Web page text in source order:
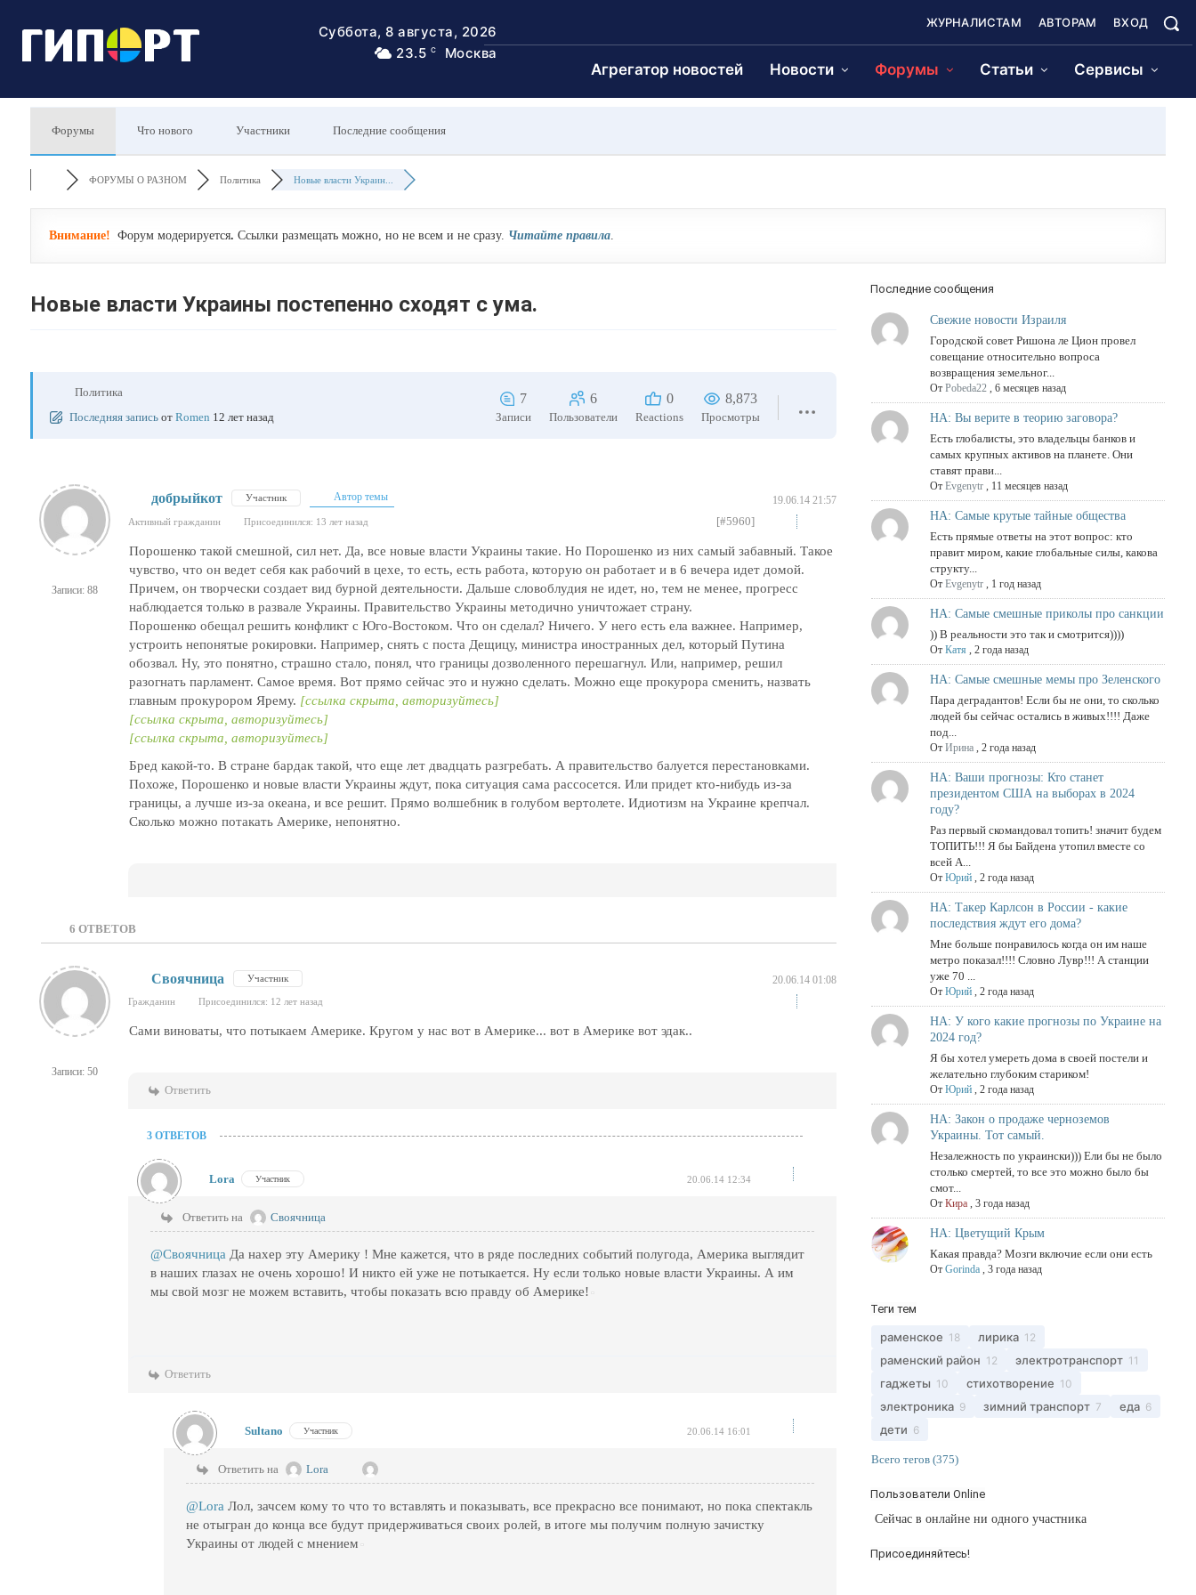
Суббота, 8 августа, 2026
23.5 C Москва
ЖУРНАЛИСТАМ АВТОРАМ ВХОД
Агрегатор новостей Новости Форумы Статьи Сервисы
Форумы Что нового Участники Последние сообщения
ФОРУМЫ О РАЗНОМ Политика Новые власти Украин...
Внимание! Форум модерируется. Ссылки размещать можно, но не всем и не сразу. Читайте правила.
Новые власти Украины постепенно сходят с ума.
Политика
Последняя запись от Romen 12 лет назад
7
Записи
6
Пользователи
0
Reactions
8,873
Просмотры
Записи: 88
добрыйкот Участник Автор темы 19.06.14 21:57
Активный гражданин Присоединился: 13 лет назад [#5960]
Порошенко такой смешной, сил нет. Да, все новые власти Украины такие. Но Порошенко из них самый забавный. Такое
чувство, что он ведет себя как рабочий в цехе, то есть, есть работа, которую он работает и в 6 вечера идет домой.
Причем, он творчески создает вид бурной деятельности. Дальше словоблудия не идет, но, тем не менее, прогресс
наблюдается только в развале Украины. Правительство Украины методично уничтожает страну.
Порошенко обещал решить конфликт с Юго-Востоком. Что он сделал? Ничего. У него есть ела важнее. Например,
устроить непонятые рокировки. Например, снять с поста Дещицу, министра иностранных дел, который Путина
обозвал. Ну, это понятно, страшно стало, понял, что границы дозволенного перешагнул. Или, например, решил
разогнать парламент. Самое время. Вот прямо сейчас это и нужно сделать. Можно еще прокурора сменить, назвать
главным прокурором Ярему. [ссылка скрыта, авторизуйтесь]
[ссылка скрыта, авторизуйтесь]
[ссылка скрыта, авторизуйтесь]
Бред какой-то. В стране бардак такой, что еще лет двадцать разгребать. А правительство балуется перестановками.
Похоже, Порошенко и новые власти Украины ждут, пока ситуация сама рассосется. Или придет кто-нибудь из-за
границы, а лучше из-за океана, и все решит. Прямо волшебник в голубом вертолете. Идиотизм на Украине крепчал.
Сколько можно потакать Америке, непонятно.
6 ОТВЕТОВ
Записи: 50
Своячница Участник 20.06.14 01:08
Гражданин Присоединился: 12 лет назад
Сами виноваты, что потыкаем Америке. Кругом у нас вот в Америке... вот в Америке вот эдак..
Ответить
3 ОТВЕТОВ
Lora Участник 20.06.14 12:34
Ответить на Своячница
@Своячница Да нахер эту Америку ! Мне кажется, что в ряде последних событий полугода, Америка выглядит
в наших глазах не очень хорошо! И никто ей уже не потыкается. Ну если только новые власти Украины. А им
мы свой мозг не можем вставить, чтобы показать всю правду об Америке!
Ответить
Sultano Участник 20.06.14 16:01
Ответить на Lora
@Lora Лол, зачсем кому то что то вставлять и показывать, все прекрасно все понимают, но пока спектакль
не отыгран до конца все будут придерживаться своих ролей, в итоге мы получим полную зачистку
Украины от людей с мнением
Последние сообщения
Свежие новости Израиля
Городской совет Ришона ле Цион провел
совещание относительно вопроса
возвращения земельног...
ОтPobeda22 ,6 месяцев назад
НА: Вы верите в теорию заговора?
Есть глобалисты, это владельцы банков и
самых крупных активов на планете. Они
ставят прави...
ОтEvgenytr , 11 месяцев назад
НА: Самые крутые тайные общества
Есть прямые ответы на этот вопрос: кто
правит миром, какие глобальные силы, какова
структу...
ОтEvgenytr , 1 год назад
НА: Самые смешные приколы про санкции
)) В реальности это так и смотрится))))
ОтКатя ,2 года назад
НА: Самые смешные мемы про Зеленского
Пара деградантов! Если бы не они, то сколько
людей бы сейчас остались в живых!!!! Даже
под...
ОтИрина ,2 года назад
НА: Ваши прогнозы: Кто станет
президентом США на выборах в 2024
году?
Раз первый скомандовал топить! значит будем
ТОПИТЬ!!! Я бы Байдена утопил вместе со
всей А...
ОтЮрий ,2 года назад
НА: Такер Карлсон в России - какие
последствия ждут его дома?
Мне больше понравилось когда он им наше
метро показал!!!! Словно Лувр!!! А станции
уже 70 ...
ОтЮрий ,2 года назад
НА: У кого какие прогнозы по Украине на
2024 год?
Я бы хотел умереть дома в своей постели и
желательно глубоким стариком!
ОтЮрий ,2 года назад
НА: Закон о продаже черноземов
Украины. Тот самый.
Незалежность по украински))) Ели бы не было
столько смертей, то все это можно было бы
смот...
ОтКира ,3 года назад
НА: Цветущий Крым
Какая правда? Мозги включие если они есть
ОтGorinda ,3 года назад
Теги тем
раменское 18 лирика 12
раменский район 12 электротранспорт 11
гаджеты 10 стихотворение 10
электроника 9 зимний транспорт 7 еда 6
дети 6
Всего тегов (375)
Пользователи Online
Сейчас в онлайне ни одного участника
Присоединяйтесь!